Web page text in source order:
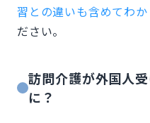
習との違いも含めてわか
ださい。
訪問介護が外国人
に？